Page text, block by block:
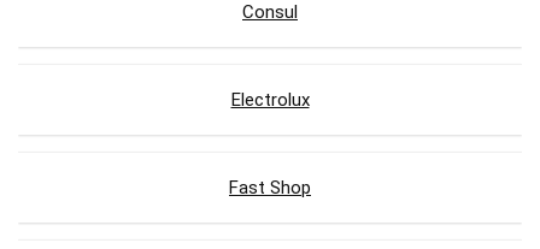
Consul
Electrolux
Fast Shop